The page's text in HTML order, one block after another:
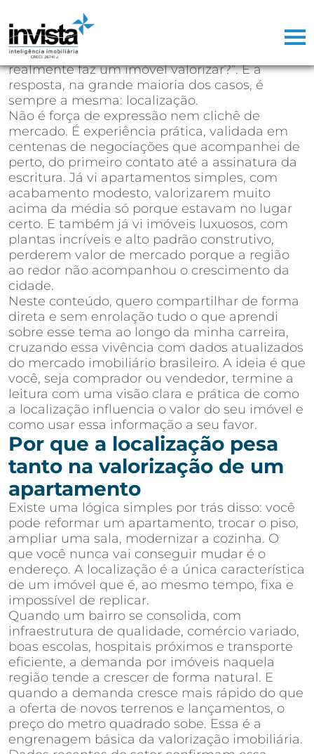
corretor de imóveis, já perdi a conta de
quantas vezes ouvi a mesma pergunta na
primeira reunião com um cliente: “o que
realmente faz um imóvel valorizar?”. E a
resposta, na grande maioria dos casos, é
sempre a mesma: localização.
Não é força de expressão nem clichê de
mercado. É experiência prática, validada em
centenas de negociações que acompanhei de
perto, do primeiro contato até a assinatura da
escritura. Já vi apartamentos simples, com
acabamento modesto, valorizarem muito
acima da média só porque estavam no lugar
certo. E também já vi imóveis luxuosos, com
plantas incríveis e alto padrão construtivo,
perderem valor de mercado porque a região
ao redor não acompanhou o crescimento da
cidade.
Neste conteúdo, quero compartilhar de forma
direta e sem enrolação tudo o que aprendi
sobre esse tema ao longo da minha carreira,
cruzando essa vivência com dados atualizados
do mercado imobiliário brasileiro. A ideia é que
você, seja comprador ou vendedor, termine a
leitura com uma visão clara e prática de como
a localização influencia o valor do seu imóvel e
como usar essa informação a seu favor.
Por que a localização pesa
tanto na valorização de um
apartamento
Existe uma lógica simples por trás disso: você
pode reformar um apartamento, trocar o piso,
ampliar uma sala, modernizar a cozinha. O
que você nunca vai conseguir mudar é o
endereço. A localização é a única característica
de um imóvel que é, ao mesmo tempo, fixa e
impossível de replicar.
Quando um bairro se consolida, com
infraestrutura de qualidade, comércio variado,
boas escolas, hospitais próximos e transporte
eficiente, a demanda por imóveis naquela
região tende a crescer de forma natural. E
quando a demanda cresce mais rápido do que
a oferta de novos terrenos e lançamentos, o
preço do metro quadrado sobe. Essa é a
engrenagem básica da valorização imobiliária.